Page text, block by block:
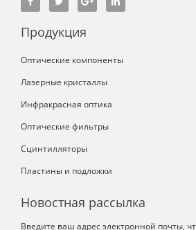
Продукция
Оптические компоненты
Лазерные кристаллы
Инфракрасная оптика
Оптические фильтры
Сцинтилляторы
Пластины и подложки
Новостная рассылка
Введите ваш адрес электронной почты,